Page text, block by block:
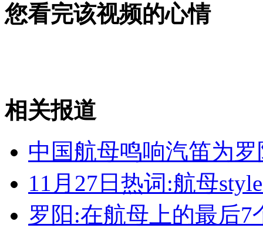
女孩北京地铁殴打老人 痛下狠手拳打脚踢
无痛分娩是否安全 医生回应
外交部：反对强权政治霸凌主义
您看完该视频的心情
相关报道
中国航母鸣响汽笛为
11月27日热词:航母
罗阳:在航母上的最后7